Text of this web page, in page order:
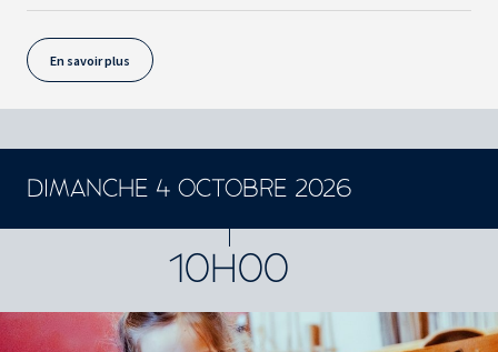
En savoir plus
DIMANCHE 4 OCTOBRE 2026
10H00